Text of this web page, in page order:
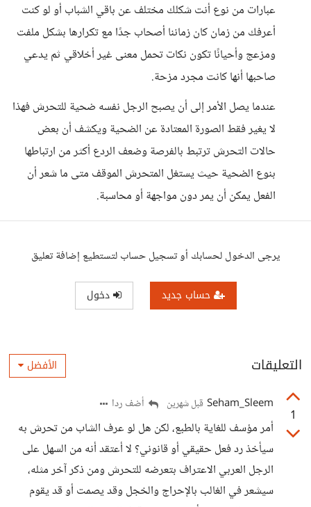
عبارات من نوع أنت شكلك مختلف عن باقي الشباب أو لو كنت
أعرفك من زمان كان زماننا أصحاب جدًا مع تكرارها بشكل ملفت
ومزعج وأحيانًا تكون نكات تحمل معنى غير أخلاقي ثم يدعي
صاحبها أنها كانت مجرد مزحة.
عندما يصل الأمر إلى أن يصبح الرجل نفسه ضحية للتحرش فهذا
لا يغير فقط الصورة المعتادة عن الضحية ويكشف أن بعض
حالات التحرش ترتبط بالفرصة وضعف الردع أكثر من ارتباطها
بنوع الضحية حيث يستغل المتحرش الموقف متى ما شعر أن
الفعل يمكن أن يمر دون مواجهة أو محاسبة.
يرجى الدخول لحسابك أو تسجيل حساب لتستطيع إضافة تعليق
حساب جديد دخول
التعليقات الأفضل
1
Seham_Sleem قبل شهرين أضف ردا
أمر مؤسف للغاية بالطبع، لكن هل لو عرف الشاب من تحرش به
سيأخذ رد فعل حقيقي أو قانوني؟ لا أعتقد أنه من السهل على
الرجل العربي الاعتراف بتعرضه للتحرش ومن ذكر آخر مثله،
سيشعر في الغالب بالإحراج والخجل وقد يصمت أو قد يقوم